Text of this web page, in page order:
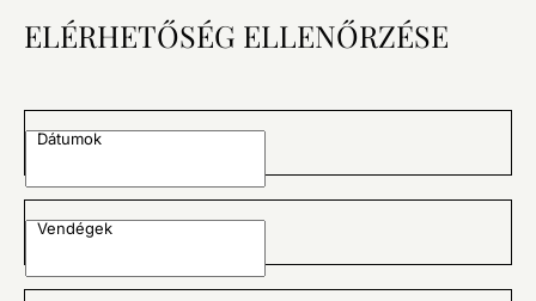
ELÉRHETŐSÉG ELLENŐRZÉSE
Dátumok
Vendégek